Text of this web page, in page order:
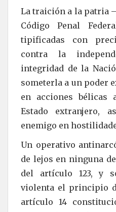
La traición a la patria
Código Penal
tipificadas con
contra la
integridad de la
someterla a un poder
en acciones bélicas
Estado extranjero,
enemigo en
Un operativo
de lejos en ninguna
del artículo 123, y
violenta el principio
artículo 14